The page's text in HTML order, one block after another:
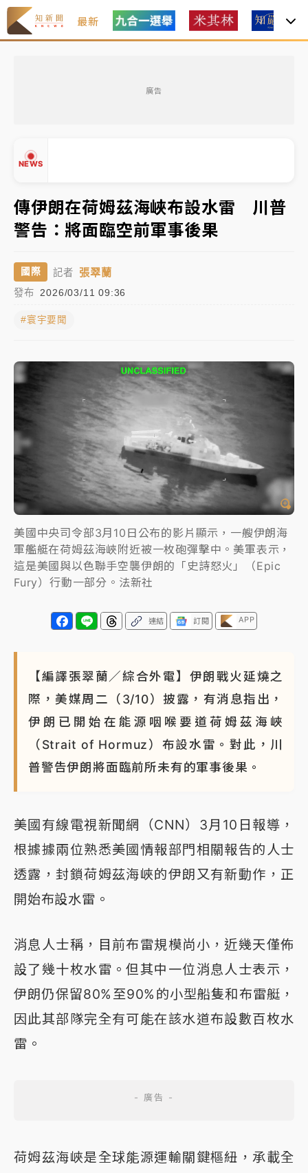
最新
廣告
NEWS
中信慈善基金會想增加董事人數！辜仲諒向法院聲請遭
駁 理由曝光
故宮《龍藏經》特展第2檔！今線上預約開賣一度塞車
周六起展出延長至晚上7時
台東農業處長涉圖利渡假村！東檢抗告成功 今重開羈
父親節泡湯了！中颱白海豚雨彈轟3天 「紅到發紫」降
雨熱區曝
暑假過三周才推「E宿新北打卡趣」！抽獎程序複雜 觀
旅局回應了
中信慈善基金會想增加董事人數！辜仲諒向法院聲請遭
駁 理由曝光
故宮《龍藏經》特展第2檔！今線上預約開賣一度塞車
周六起展出延長至晚上7時
台東農業處長涉圖利渡假村！東檢抗告成功 今重開羈
父親節泡湯了！中颱白海豚雨彈轟3天 「紅到發紫」降
雨熱區曝
傳伊朗在荷姆茲海峽布設水雷 川普
警告：將面臨空前軍事後果
國際 記者 張翠蘭
發布 2026/03/11 09:36
#寰宇要聞
美國中央司令部3月10日公布的影片顯示，一艘伊朗海
軍艦艇在荷姆茲海峽附近被一枚砲彈擊中。美軍表示，
這是美國與以色聯手空襲伊朗的「史詩怒火」（Epic
Fury）行動一部分。法新社
連結 訂閱 APP
【編譯張翠蘭／綜合外電】伊朗戰火延燒之
際，美媒周二（3/10）披露，有消息指出，
伊朗已開始在能源咽喉要道荷姆茲海峽
（Strait of Hormuz）布設水雷。對此，川
普警告伊朗將面臨前所未有的軍事後果。
美國有線電視新聞網（CNN）3月10日報導，
根據據兩位熟悉美國情報部門相關報告的人士
透露，封鎖荷姆茲海峽的伊朗又有新動作，正
開始布設水雷。
消息人士稱，目前布雷規模尚小，近幾天僅佈
設了幾十枚水雷。但其中一位消息人士表示，
伊朗仍保留80%至90%的小型船隻和布雷艇，
因此其部隊完全有可能在該水道布設數百枚水
雷。
荷姆茲海峽是全球能源運輸關鍵樞紐，承載全